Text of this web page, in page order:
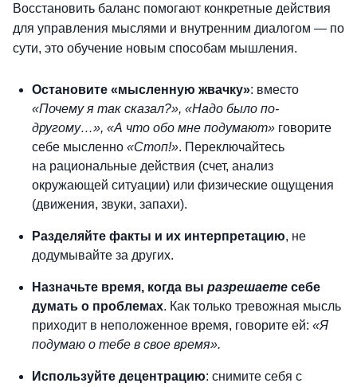
Восстановить баланс помогают конкретные действия
для управления мыслями и внутренним диалогом — по
сути, это обучение новым способам мышления.
Остановите «мысленную жвачку»: вместо
«Почему я так сказал?», «Надо было по-
другому…», «А что обо мне подумают» говорите
себе мысленно «Стоп!». Переключайтесь
на рациональные действия (счет, анализ
окружающей ситуации) или физические ощущения
(движения, звуки, запахи).
Разделяйте факты и их интерпретацию, не
додумывайте за других.
Назначьте время, когда вы разрешаете себе
думать о проблемах. Как только тревожная мысль
приходит в неположенное время, говорите ей: «Я
подумаю о тебе в свое время».
Используйте децентрацию: снимите себя с